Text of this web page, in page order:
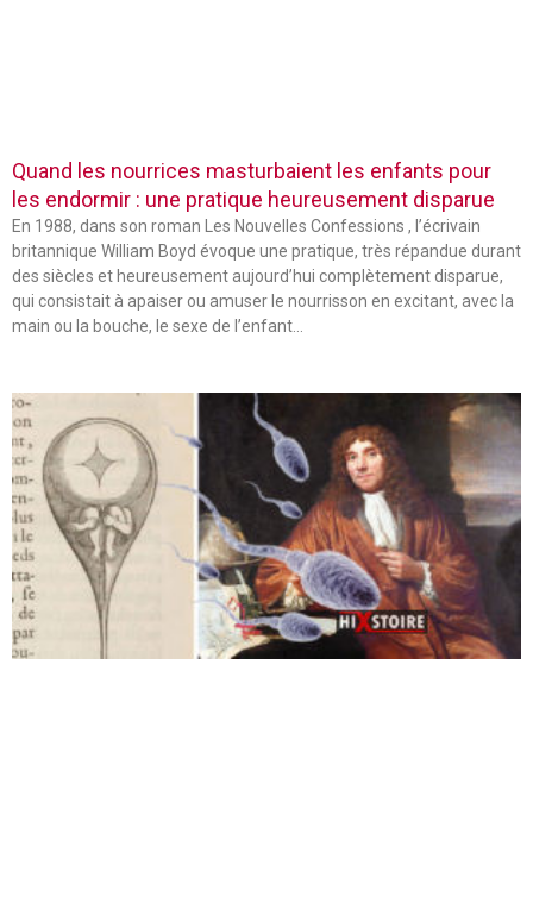
Quand les nourrices masturbaient les enfants pour
les endormir : une pratique heureusement disparue
En 1988, dans son roman Les Nouvelles Confessions , l’écrivain
britannique William Boyd évoque une pratique, très répandue durant
des siècles et heureusement aujourd’hui complètement disparue,
qui consistait à apaiser ou amuser le nourrisson en excitant, avec la
main ou la bouche, le sexe de l’enfant…